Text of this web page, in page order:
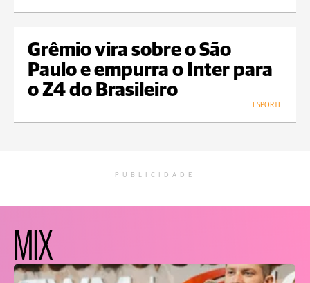
Grêmio vira sobre o São
Paulo e empurra o Inter para
o Z4 do Brasileiro
ESPORTE
PUBLICIDADE
MIX